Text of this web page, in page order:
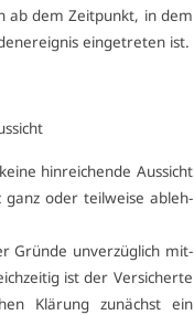
ab dem Zeit­punkt, in dem
ein­ge­tre­ten ist.
hin­rei­chen­de Aus­sicht
ganz oder teil­wei­se ab­leh­
Grün­de un­ver­züg­lich mit­
ist der Ver­si­cher­te
Klä­rung zu­nächst ein